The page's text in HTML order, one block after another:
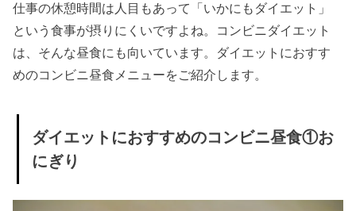
おやつ
③野菜
ジュー
ット中
NGなコ
仕事の休憩時間は人目もあって「いかにもダイエット」
という食事が摂りにくいですよね。コンビニダイエット
は、そんな昼食にも向いています。ダイエットにおすす
めのコンビニ昼食メニューをご紹介します。
ダイエットにおすすめのコンビニ昼食①お
にぎり